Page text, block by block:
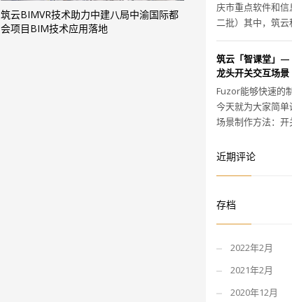
筑云BIMVR技术助力中建八局中渝国际都
会项目BIM技术应用落地
庆市重点软件和
二批）其中，筑云
筑云「智课堂」—
龙头开关交互场景
Fuzor能够快速的
今天就为大家简
场景制作方法：开
近期评论
存档
2022年2月
2021年2月
2020年12月